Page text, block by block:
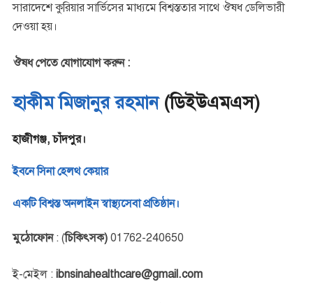
সারাদেশে কুরিয়ার সার্ভিসের মাধ্যমে বিশ্বস্ততার সাথে ঔষধ ডেলিভারী
দেওয়া হয়।
ঔষধ পেতে যোগাযোগ করুন :
হাকীম মিজানুর রহমান(ডিইউএমএস)
হাজীগঞ্জ, চাঁদপুর।
ইবনে সিনা হেলথ কেয়ার
একটি বিশ্বস্ত অনলাইন স্বাস্থ্যসেবা প্রতিষ্ঠান।
মুঠোফোন: (চিকিৎসক) 01762-240650
ই-মেইল : ibnsinahealthcare@gmail.com